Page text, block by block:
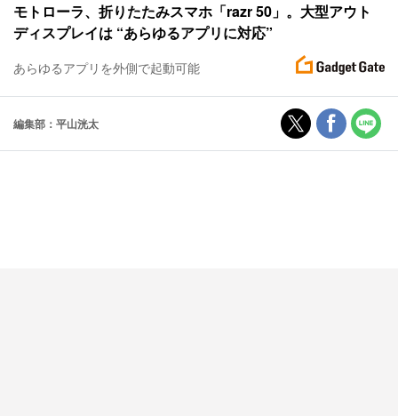
モトローラ、折りたたみスマホ「razr 50」。大型アウト
ディスプレイは “あらゆるアプリに対応”
あらゆるアプリを外側で起動可能
編集部：平山洸太